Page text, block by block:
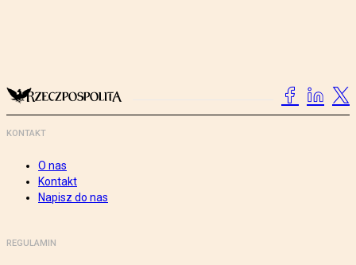
KONTAKT
O nas
Kontakt
Napisz do nas
REGULAMIN